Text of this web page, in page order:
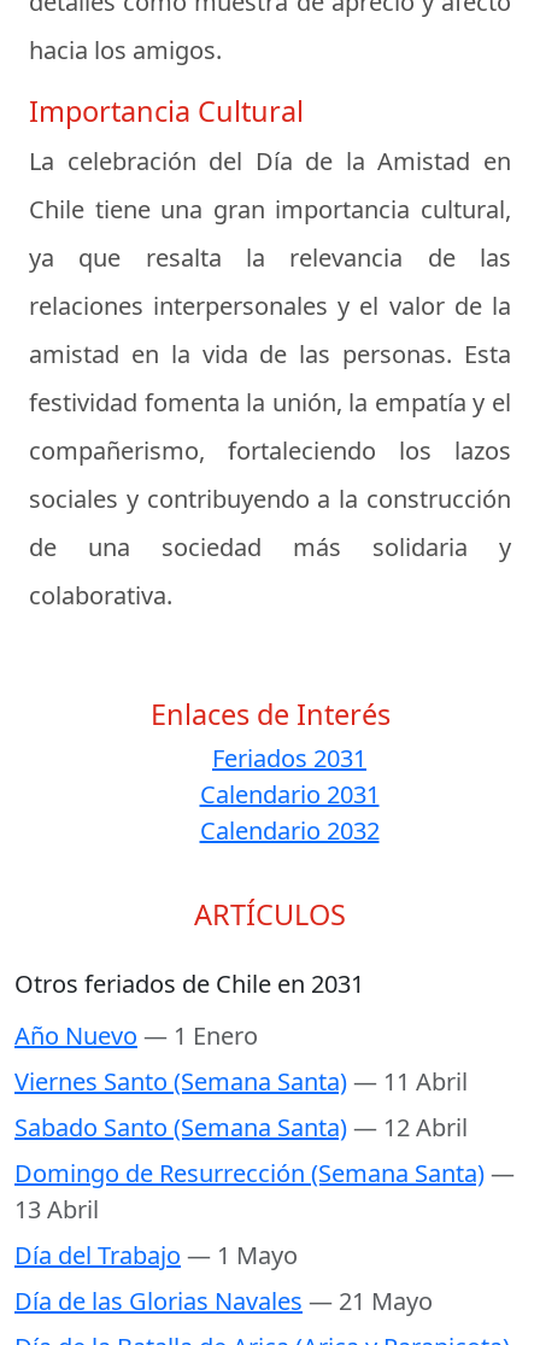
hacia los amigos.
Importancia Cultural
La celebración del Día de la Amistad en
Chile tiene una gran importancia cultural,
ya que resalta la relevancia de las
relaciones interpersonales y el valor de la
amistad en la vida de las personas. Esta
festividad fomenta la unión, la empatía y el
compañerismo, fortaleciendo los lazos
sociales y contribuyendo a la construcción
de una sociedad más solidaria y
colaborativa.
Enlaces de Interés
Feriados 2031
Calendario 2031
Calendario 2032
ARTÍCULOS
Otros feriados de Chile en 2031
Año Nuevo — 1 Enero
Viernes Santo (Semana Santa)— 11 Abril
Sabado Santo (Semana Santa)— 12 Abril
Domingo de Resurrección (Semana Santa)—
13 Abril
Día del Trabajo — 1 Mayo
Día de las Glorias Navales — 21 Mayo